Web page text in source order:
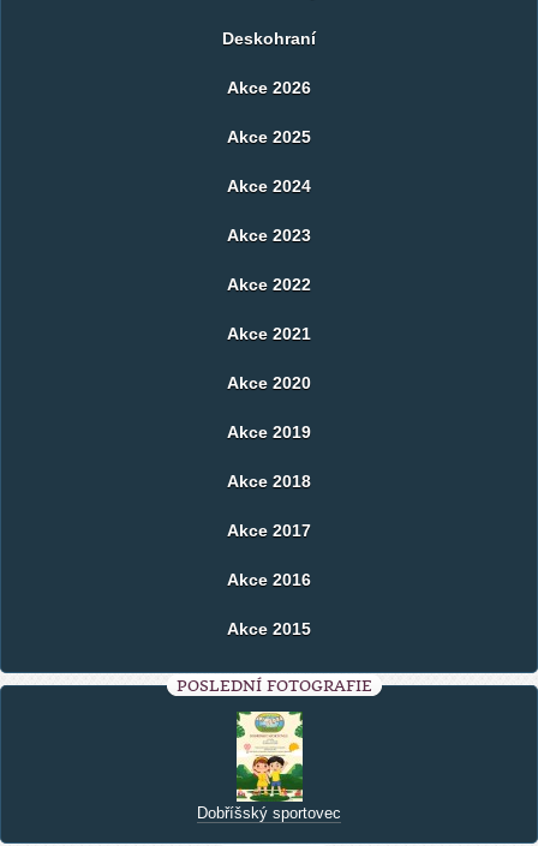
Deskohraní
Akce 2026
Akce 2025
Akce 2024
Akce 2023
Akce 2022
Akce 2021
Akce 2020
Akce 2019
Akce 2018
Akce 2017
Akce 2016
Akce 2015
POSLEDNÍ FOTOGRAFIE
Dobříšský sportovec